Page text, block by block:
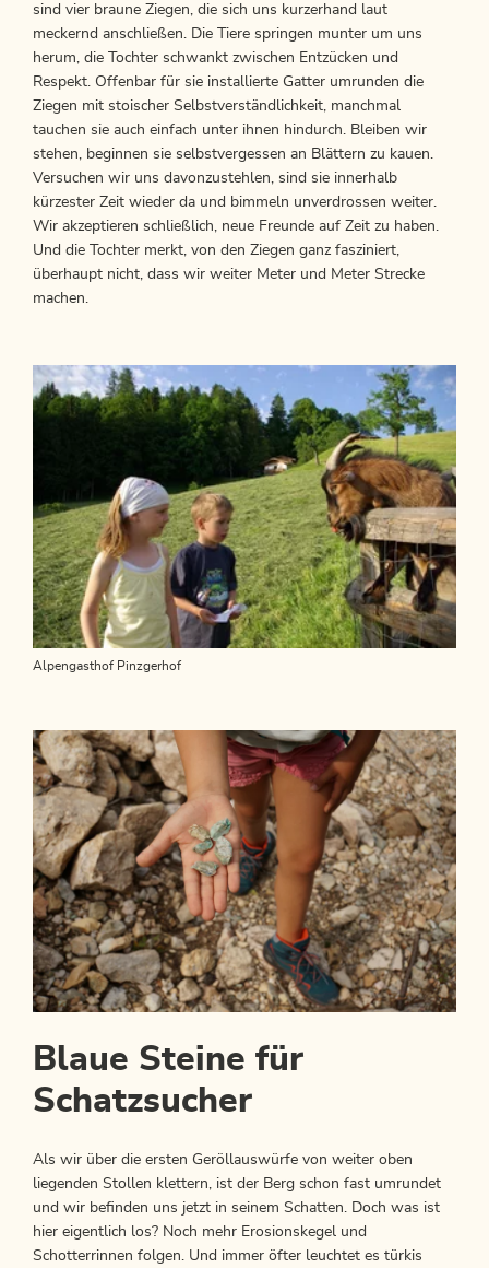
sind vier braune Ziegen, die sich uns kurzerhand laut
meckernd anschließen. Die Tiere springen munter um uns
herum, die Tochter schwankt zwischen Entzücken und
Respekt. Offenbar für sie installierte Gatter umrunden die
Ziegen mit stoischer Selbstverständlichkeit, manchmal
tauchen sie auch einfach unter ihnen hindurch. Bleiben wir
stehen, beginnen sie selbstvergessen an Blättern zu kauen.
Versuchen wir uns davonzustehlen, sind sie innerhalb
kürzester Zeit wieder da und bimmeln unverdrossen weiter.
Wir akzeptieren schließlich, neue Freunde auf Zeit zu haben.
Und die Tochter merkt, von den Ziegen ganz fasziniert,
überhaupt nicht, dass wir weiter Meter und Meter Strecke
machen.
Alpengasthof Pinzgerhof
Blaue Steine für
Schatzsucher
Als wir über die ersten Geröllauswürfe von weiter oben
liegenden Stollen klettern, ist der Berg schon fast umrundet
und wir befinden uns jetzt in seinem Schatten. Doch was ist
hier eigentlich los? Noch mehr Erosionskegel und
Schotterrinnen folgen. Und immer öfter leuchtet es türkis